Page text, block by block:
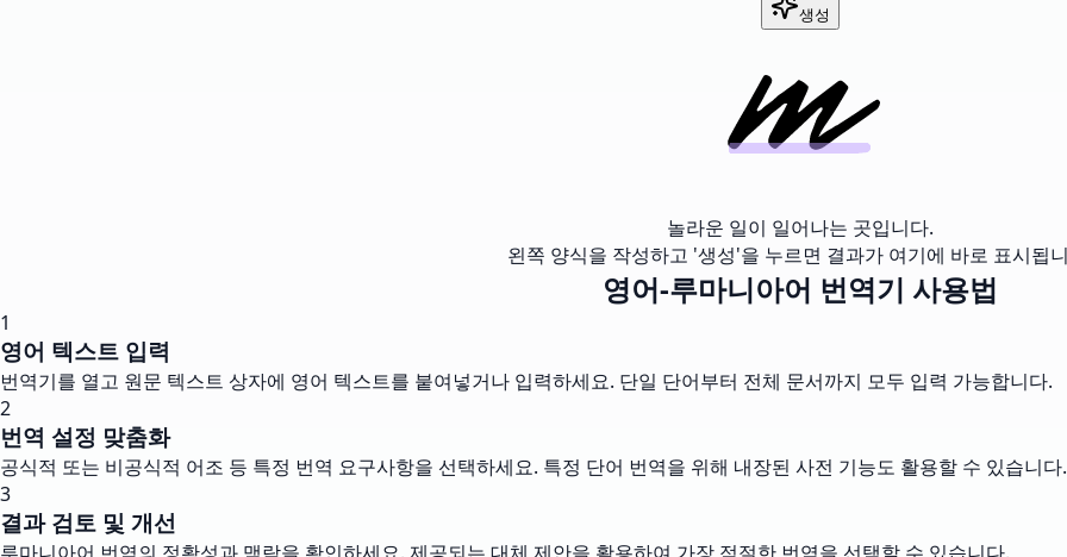
생성
놀라운 일이 일어나는 곳입니다.
왼쪽 양식을 작성하고 '생성'을 누르면 결과가 여기에 바로 표시됩
영어-루마니아어 번역기 사용법
1
영어 텍스트 입력
번역기를 열고 원문 텍스트 상자에 영어 텍스트를 붙여넣거나 입력하세요. 단일 단어부터 전체 문서까지 모두 입력 가능합니다.
2
번역 설정 맞춤화
공식적 또는 비공식적 어조 등 특정 번역 요구사항을 선택하세요. 특정 단어 번역을 위해 내장된 사전 기능도 활용할 수 있습니다.
3
결과 검토 및 개선